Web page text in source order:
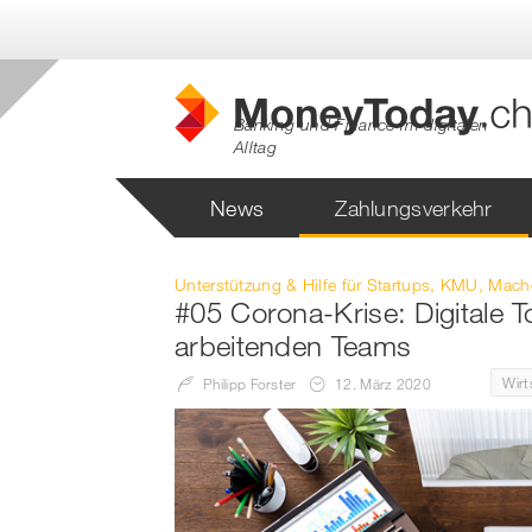
Banking und Finance im digitalen
Alltag
News Zahlungsverkehr
Harmoniserung
Zahlungsverkehr
ISO 20022
EBICS
SEPA
Finanzinstitute
Unternehmen &
Institutionen
FAQ
Unterstützung & Hilfe für Startups, KMU,
#05 Corona-Krise: Digitale
arbeitenden Teams
Philipp Forster 12. März 2020